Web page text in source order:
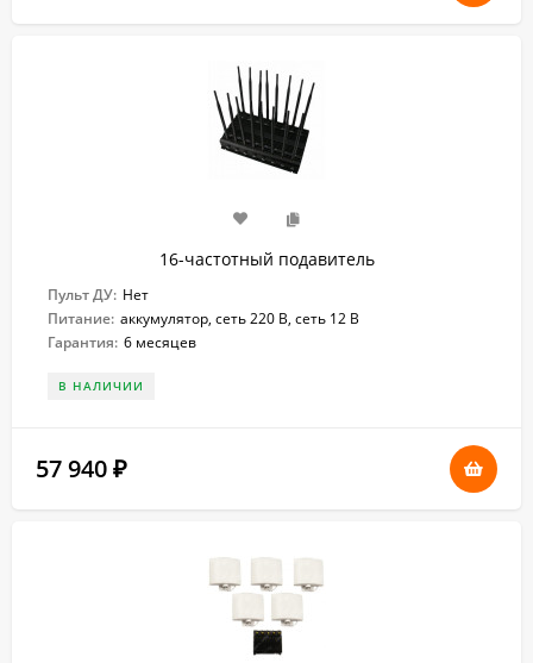
16-частотный подавитель
Пульт ДУ: Нет
Питание: аккумулятор, сеть 220 В, сеть 12 В
Гарантия: 6 месяцев
В НАЛИЧИИ
57 940 ₽